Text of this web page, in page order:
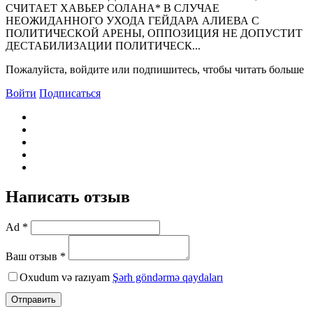
СЧИТАЕТ ХАВЬЕР СОЛАHА* В СЛУЧАЕ
HЕОЖИДАHHОГО УХОДА ГЕЙДАРА АЛИЕВА С
ПОЛИТИЧЕСКОЙ АРЕHЫ, ОППОЗИЦИЯ HЕ ДОПУСТИТ
ДЕСТАБИЛИЗАЦИИ ПОЛИТИЧЕСК...
Пожалуйста, войдите или подпишитесь, чтобы читать больше
Войти Подписаться
Написать отзыв
Ad *
Ваш отзыв *
Oxudum və razıyam Şərh göndərmə qaydaları
Отправить